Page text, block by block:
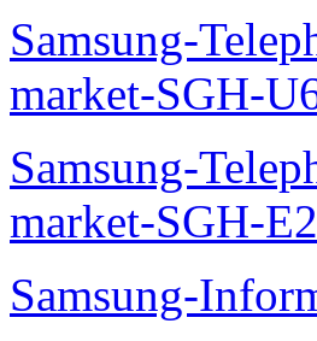
Samsung-
market-SGH-
Samsung-
market-SGH-
Samsung-